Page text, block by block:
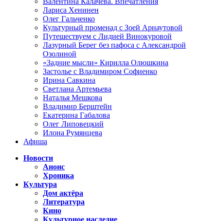
Лариса Хенинен
Олег Гальченко
Культурный променад с Зоей Арнаутовой
Путешествуем с Лидией Винокуровой
Лазурный Берег без пафоса с Александрой
Озолиной
«Задние мысли» Кирилла Олюшкина
Застолье с Владимиром Софиенко
Ирина Савкина
Светлана Артемьева
Наталья Мешкова
Владимир Берштейн
Екатерина Габалова
Олег Липовецкий
Илона Румянцева
Афиша
Новости
Анонс
Хроника
Культура
Дом актёра
Литература
Кино